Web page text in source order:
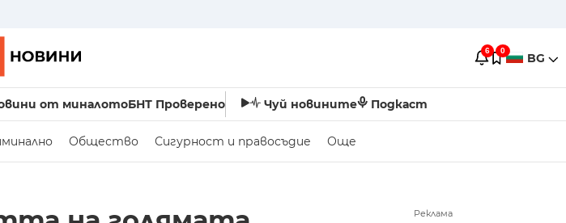
6 0 BG
от миналотоБНТ Проверено Чуй новините Подкаст
Общество Сигурност и правосъдие Още
Реклама